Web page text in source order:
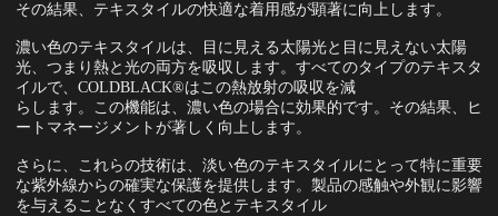
その結果、テキスタイルの快適な着用感が顕著に向上します。
濃い色のテキスタイルは、目に見える太陽光と目に見えない太陽
光、つまり熱と光の両方を吸収します。すべてのタイプのテキスタ
イルで、COLDBLACK®はこの熱放射の吸収を減
らします。この機能は、濃い色の場合に効果的です。その結果、ヒ
ートマネージメントが著しく向上します。
さらに、これらの技術は、淡い色のテキスタイルにとって特に重要
な紫外線からの確実な保護を提供します。製品の感触や外観に影響
を与えることなくすべての色とテキスタイル